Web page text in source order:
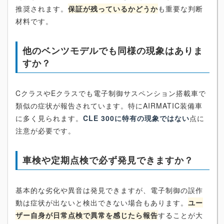
推奨されます。 保証が残っているかどうかも重要な判断
材料です。
他のベンツモデルでも同様の現象はありま
すか？
CクラスやEクラスでも電子制御サスペンション搭載車で
類似の症状が報告されています。特にAIRMATIC装備車
に多く見られます。 CLE 300に特有の現象ではない点に
注意が必要です。
車検や定期点検で必ず発見できますか？
基本的な劣化や異音は発見できますが、電子制御の誤作
動は症状が出ないと検出できない場合もあります。 ユー
ザー自身が日常点検で異常を感じたら報告することが大